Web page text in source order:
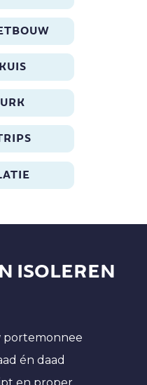
ISOLEREN
portemonnee
én daad